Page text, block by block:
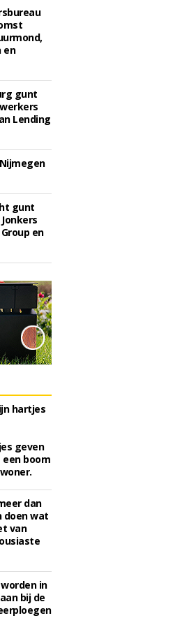
en
gunt
Lending
gunt
en
hartjes
geven
boom
dan
doen wat
van
in
bij de